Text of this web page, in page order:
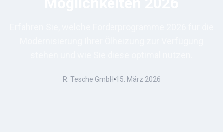
R. Tesche GmbH 15. März 2026